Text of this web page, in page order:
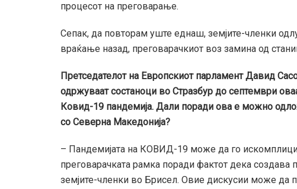
процесот на преговарање.
Сепак, да повторам уште еднаш, земјите-членки
враќање назад, преговарачкиот воз замина од
Претседателот на Европскиот парламент Давид
одржуваат состаноци во Стразбур до септември
Ковид-19 пандемија. Дали поради ова е можно
со Северна Македонија?
– Пандемијата на КОВИД-19 може да го
преговарачката рамка поради фактот дека
земјите-членки во Брисел. Овие дискусии може да